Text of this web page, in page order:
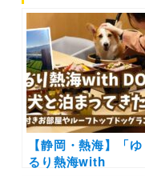
【静岡・熱海】「ゆ
るり熱海with